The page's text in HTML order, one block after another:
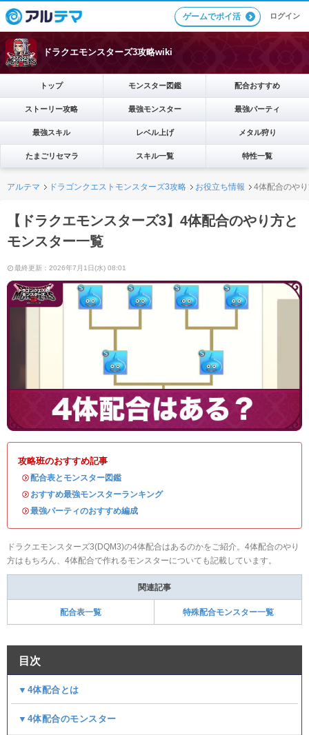
ゲームでポイ活 ログイン
ドラクエモンスターズ3攻略wiki
トップ モンスター図鑑 配合おすすめ
ストーリー攻略 最強モンスター 最強パーティ
最強スキル レベル上げ メタル狩り
たまごリセマラ スキル一覧 特性一覧
アルテマ ドラゴンクエストモンスターズ3攻略 お役立ち情報 4体配合のや
【ドラクエモンスターズ3】4体配合のやり方と
モンスター一覧
最終更新：2026年7月1日(水) 08:01
攻略班のおすすめ記事
・配合表とモンスター図鑑
・ おすすめ最強モンスターランキング
・最強パーティのおすすめ編成
ドラクエモンスターズ3(DQM3)の4体配合はあるのかをご紹介。4体配合のやり
方はもちろん、4体配合で作れるモンスターについても記載しています。
関連記事
配合表一覧 特殊配合モンスター一覧
目次
▼4体配合とは
▼4体配合のモンスター